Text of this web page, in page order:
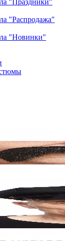
"Праздники"
"Распродажа"
"Новинки"